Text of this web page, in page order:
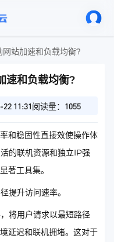
站加速和负载均衡?
速和负载均衡?
11:31阅读量：1055
和稳固性直接效使操作体
的联机资源和独立IP强
著工具集。
提升访问速率。
将用户请求以最短路径
延迟和联机拥堵。这对于